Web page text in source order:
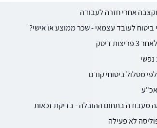
אחרי חזרה לעבודה
לעובד עצמאי - שכר ממוצע או אישי?
דיסק
מסלול ביטוחי קודם
אכ"ע
מעבודה בתחום ההובלה - בדיקת זכאות
לא פעילה